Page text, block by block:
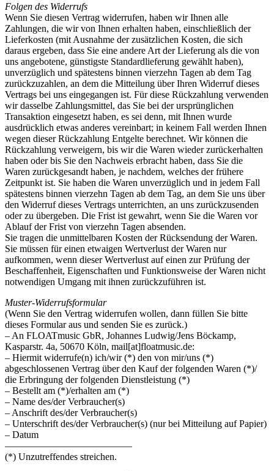
Folgen des Widerrufs
Wenn Sie diesen Vertrag widerrufen, haben wir Ihnen alle
Zahlungen, die wir von Ihnen erhalten haben, einschließlich der
Lieferkosten (mit Ausnahme der zusätzlichen Kosten, die sich
daraus ergeben, dass Sie eine andere Art der Lieferung als die von
uns angebotene, günstigste Standardlieferung gewählt haben),
unverzüglich und spätestens binnen vierzehn Tagen ab dem Tag
zurückzuzahlen, an dem die Mitteilung über Ihren Widerruf dieses
Vertrags bei uns eingegangen ist. Für diese Rückzahlung verwenden
wir dasselbe Zahlungsmittel, das Sie bei der ursprünglichen
Transaktion eingesetzt haben, es sei denn, mit Ihnen wurde
ausdrücklich etwas anderes vereinbart; in keinem Fall werden Ihnen
wegen dieser Rückzahlung Entgelte berechnet. Wir können die
Rückzahlung verweigern, bis wir die Waren wieder zurückerhalten
haben oder bis Sie den Nachweis erbracht haben, dass Sie die
Waren zurückgesandt haben, je nachdem, welches der frühere
Zeitpunkt ist. Sie haben die Waren unverzüglich und in jedem Fall
spätestens binnen vierzehn Tagen ab dem Tag, an dem Sie uns über
den Widerruf dieses Vertrags unterrichten, an uns zurückzusenden
oder zu übergeben. Die Frist ist gewahrt, wenn Sie die Waren vor
Ablauf der Frist von vierzehn Tagen absenden.
Sie tragen die unmittelbaren Kosten der Rücksendung der Waren.
Sie müssen für einen etwaigen Wertverlust der Waren nur
aufkommen, wenn dieser Wertverlust auf einen zur Prüfung der
Beschaffenheit, Eigenschaften und Funktionsweise der Waren nicht
notwendigen Umgang mit ihnen zurückzuführen ist.
Muster-Widerrufsformular
(Wenn Sie den Vertrag widerrufen wollen, dann füllen Sie bitte
dieses Formular aus und senden Sie es zurück.)
– An FLOATmusic GbR, Johannes Ludwig/Jens Böckamp,
Kasparstr. 4a, 50670 Köln, mail[at]floatmusic.de:
– Hiermit widerrufe(n) ich/wir (*) den von mir/uns (*)
abgeschlossenen Vertrag über den Kauf der folgenden Waren (*)/
die Erbringung der folgenden Dienstleistung (*)
– Bestellt am (*)/erhalten am (*)
– Name des/der Verbraucher(s)
– Anschrift des/der Verbraucher(s)
– Unterschrift des/der Verbraucher(s) (nur bei Mitteilung auf Papier)
– Datum
—————————————
(*) Unzutreffendes streichen.